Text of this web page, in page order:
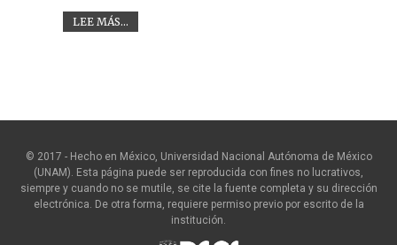
LEE MÁS...
© 2017 - Hecho en México, Universidad Nacional Autónoma de México
(UNAM). Esta página puede ser reproducida con fines no lucrativos,
siempre y cuando no se mutile, se cite la fuente completa y su dirección
electrónica. De otra forma, requiere permiso previo por escrito de la
institución.